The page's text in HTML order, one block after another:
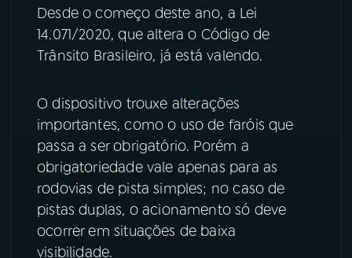
07ÚLTIMAS
08 FESTIVAL DE MÚSICA
ACOMPANHE A RÁDIO NACIONAL
YouTube Facebook
Instagram X
TikTok
Desde o começo deste ano, a Lei
14.071/2020, que altera o Código de
Trânsito Brasileiro, já está valendo.
O dispositivo trouxe alterações
importantes, como o uso de faróis que
passa a ser obrigatório. Porém a
obrigatoriedade vale apenas para as
rodovias de pista simples; no caso de
pistas duplas, o acionamento só deve
ocorrer em situações de baixa
visibilidade.